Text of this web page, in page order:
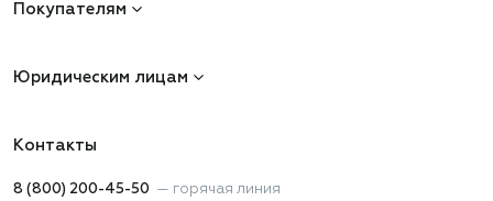
Покупателям
Юридическим лицам
Контакты
8 (800) 200-45-50 — горячая линия